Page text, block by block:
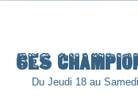
6es
Du Jeudi 18 au